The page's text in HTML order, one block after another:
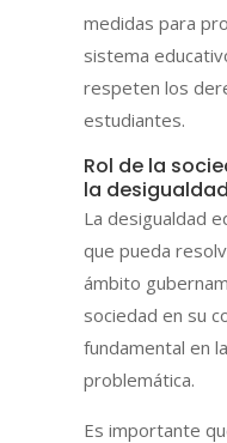
medidas para
sistema
respeten los
estudiantes.
Rol de la
la
La desigualdad
que pueda
ámbito
sociedad en su
fundamental en
problemática.
Es importante